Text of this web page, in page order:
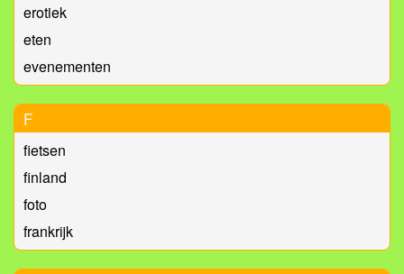
erotiek
eten
evenementen
F
fietsen
finland
foto
frankrijk